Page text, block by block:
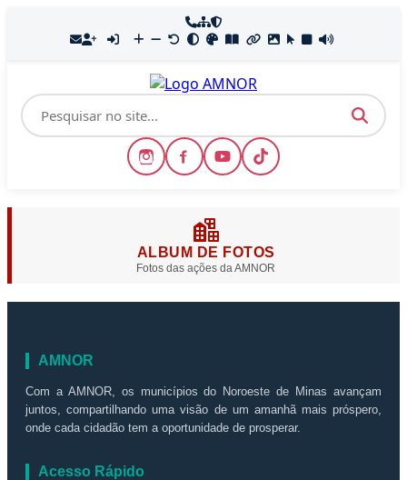
ALBUM DE FOTOS
Fotos das ações da AMNOR
AMNOR
Com a AMNOR, os municípios do Noroeste de Minas avançam
juntos, compartilhando uma visão de um amanhã mais próspero,
onde cada cidadão tem a oportunidade de prosperar.
Acesso Rápido